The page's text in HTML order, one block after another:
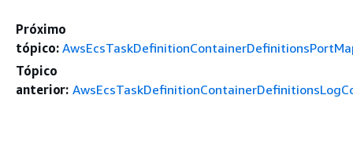
Próximo
tópico:
Tópico
anterior: